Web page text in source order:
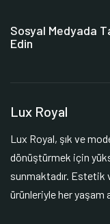
Sosyal Medyada
Edin
Lux Royal
Lux Royal, şık ve
dönüştürmek için
sunmaktadır. Estetik
ürünleriyle her yaşam